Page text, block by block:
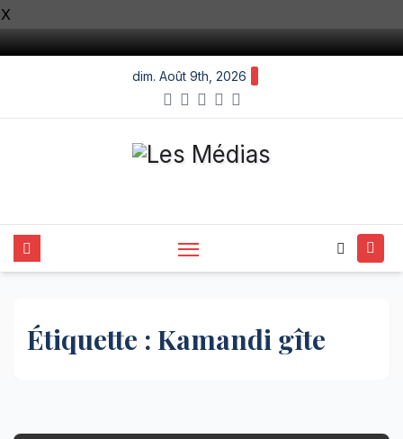
X
content
dim. Août 9th, 2026
Étiquette : Kamandi gîte